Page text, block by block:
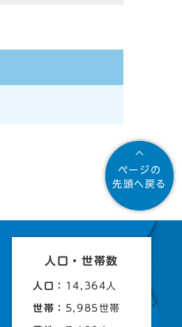
ページの
先頭へ戻る
人口・世帯数
人口： 14,364人
世帯： 5,985世帯